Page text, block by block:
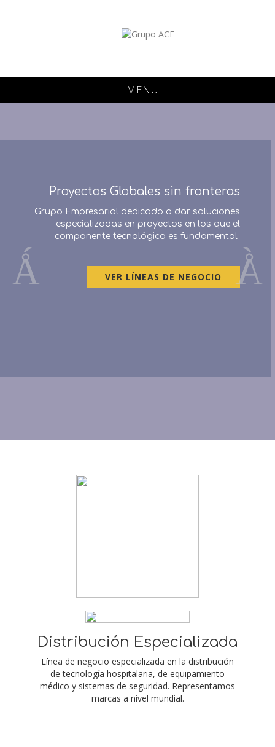
MENU
Provisión de Material y Equipamiento
Distribución especializada de soluciones,
productos y materiales
a nivel mundial
Distribución Especializada
Línea de negocio especializada en la distribución
de tecnología hospitalaria, de equipamiento
médico y sistemas de seguridad. Representamos
marcas a nivel mundial.